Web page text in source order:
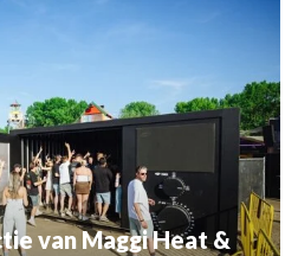
van Maggi Heat &